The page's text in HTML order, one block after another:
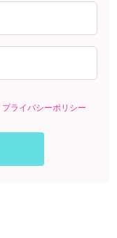
プライバシーポリシー